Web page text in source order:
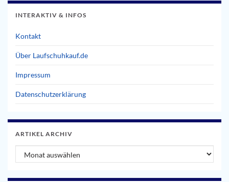
INTERAKTIV & INFOS
Kontakt
Über Laufschuhkauf.de
Impressum
Datenschutzerklärung
ARTIKEL ARCHIV
Artikel Archiv